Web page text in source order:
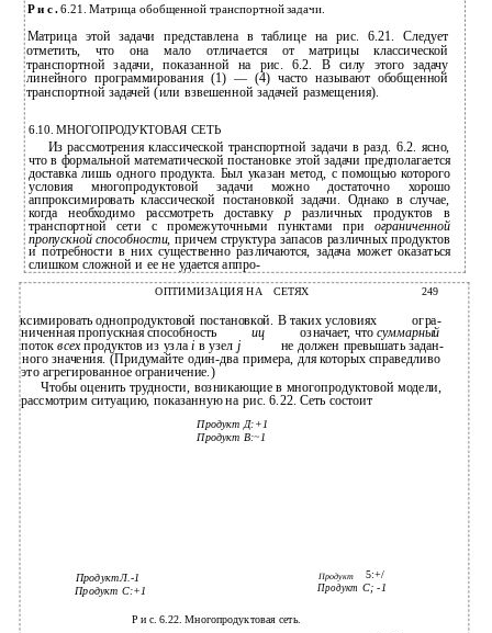
Р и с .6.21. Матрица обобщенной транспортной задачи.
Матрица этой задачи представлена в таблице на рис. 6.21. Следует
отметить, что она мало отличается от матрицы классической
транспортной задачи, показанной на рис. 6.2. В силу этого задачу
линейного программирования (1) — (4) часто называют обобщенной
транспортной задачей (или взвешенной задачей размещения).
6.10. МНОГОПРОДУКТОВАЯ СЕТЬ
Из рассмотрения классической транспортной задачи в разд. 6.2. ясно,
что в формальной математической постановке этой задачи предполагается
доставка лишь одного продукта. Был указан метод, с помощью которого
условия многопродуктовой задачи можно достаточно хорошо
аппроксимировать классической постановкой задачи. Однако в случае,
когда необходимо рассмотреть доставку р различных продуктов в
транспортной сети с промежуточными пунктами приограниченной
пропускной способности,причем структура запасов различных продуктов
и потребности в них существенно различаются, задача может оказаться
слишком сложной и ее не удается аппро-
ОПТИМИЗАЦИЯ НА СЕТЯХ 249
ксимировать однопродуктовой постановкой. В таких условиях
огра-
ниченная пропускная способность
иц означает, чтосуммарный
потоквсехпродуктов из узла i в узел j
не должен превышать задан-
ного значения. (Придумайте один-два примера, для которых справедливо
это агрегированное ограничение.)
Чтобы оценить трудности, возникающие в многопродуктовой модели,
рассмотрим ситуацию, показанную на рис. 6.22. Сеть состоит
Продукт Д:+1
Продукт В:~1
ПродуктЛ.-1 Продукт 5:+/
Продукт С; -1
Продукт С:+1
Р и с. 6.22. Многопродуктовая сеть.